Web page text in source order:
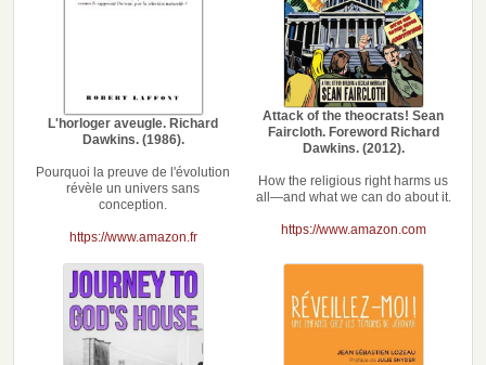
L'horloger aveugle. Richard
Dawkins. (1986).
Pourquoi la preuve de l'évolution
révèle un univers sans
conception.
https://www.amazon.fr
Attack of the theocrats! Sean
Faircloth. Foreword Richard
Dawkins. (2012).
How the religious right harms us
all—and what we can do about it.
https://www.amazon.com